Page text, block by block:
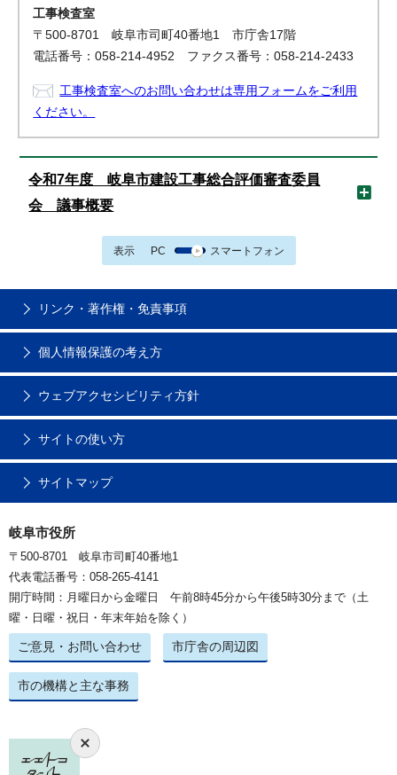
工事検査室
〒500-8701 岐阜市司町40番地1 市庁舎17階
電話番号：058-214-4952 ファクス番号：058-214-2433
工事検査室へのお問い合わせは専用フォームをご利用
ください。
令和7年度 岐阜市建設工事総合評価審査委員
会 議事概要
表示 PC スマートフォン
リンク・著作権・免責事項
個人情報保護の考え方
ウェブアクセシビリティ方針
サイトの使い方
サイトマップ
岐阜市役所
〒500-8701 岐阜市司町40番地1
代表電話番号：058-265-4141
開庁時間：月曜日から金曜日 午前8時45分から午後5時30分まで（土
曜・日曜・祝日・年末年始を除く）
ご意見・お問い合わせ 市庁舎の周辺図
市の機構と主な事務